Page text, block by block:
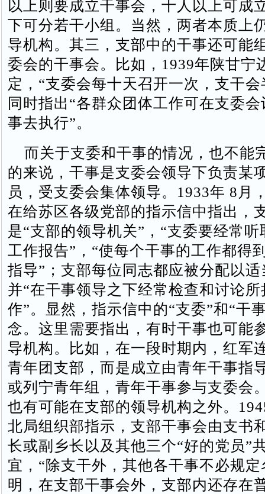
以上则要成立干事会，十人以上可成
下可分若干小组。当然，两者本质上
导机构。其三，支部中的干事还可能
委会的干事会。比如，1939年陕甘宁
定，“支委会每十天召开一次，支干
同时指出“各群众团体工作可在支委
事去执行”。
而关于支委和干事的情况，也不能
的来说，干事是支委会领导下负责某
员，受支委会集体领导。1933年 8月
在给苏区各级党部的指示信中指出，
是“支部的领导机关”，“支委要经常
工作报告”，“使每个干事的工作都得
指导”；支部每位同志都应被分配以
并“在干事领导之下经常检查和讨论
作”。显然，指示信中的“支委”和“干
念。这里需要指出，有时干事也可能
导机构。比如，在一段时期内，红军
青年团支部，而是成立由青年干事指
或列宁青年组，青年干事参与支委会
也有可能在支部的领导机构之外。
北局组织部指示，支部干事会由支书
长或副乡长以及其他三个“好的党员”
宜，“除支干外，其他各干事不必规
明，在支部干事会外，支部内还存在